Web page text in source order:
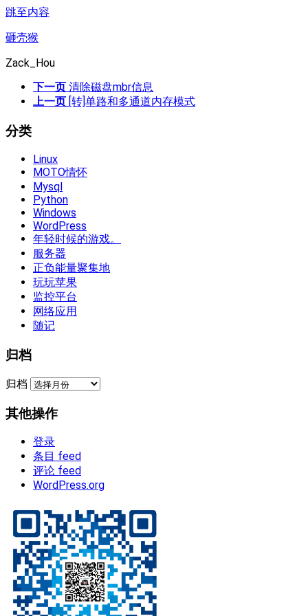
跳至内容
砸壳猴
Zack_Hou
下一页 清除磁盘mbr信息
上一页 [转]单路和多通道内存模式
分类
Linux
MOTO情怀
Mysql
Python
Windows
WordPress
年轻时候的游戏。
服务器
正负能量聚集地
玩玩苹果
监控平台
网络应用
随记
归档
归档
其他操作
登录
条目 feed
评论 feed
WordPress.org